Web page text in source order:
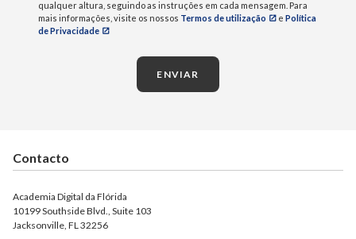
qualquer altura, seguindo as instruções em cada mensagem. Para
mais informações, visite os nossos Termos de utilização e Política
de Privacidade
ENVIAR
Contacto
Academia Digital da Flórida
10199 Southside Blvd., Suite 103
Jacksonville, FL 32256